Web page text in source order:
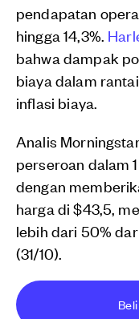
pendapatan
hingga 14,3%.
bahwa dampak
biaya dalam
inflasi biaya.
Analis
perseroan dalam
dengan
harga di $43,5,
lebih dari 50%
(31/10).